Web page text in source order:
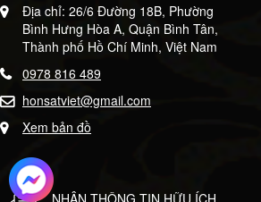
Địa chỉ: 26/6 Đường 18B, Phường
Bình Hưng Hòa A, Quận Bình Tân,
Thành phố Hồ Chí Minh, Việt Nam
0978 816 489
honsatviet@gmail.com
Xem bản đồ
NHẬN THÔNG TIN HỮU ÍCH